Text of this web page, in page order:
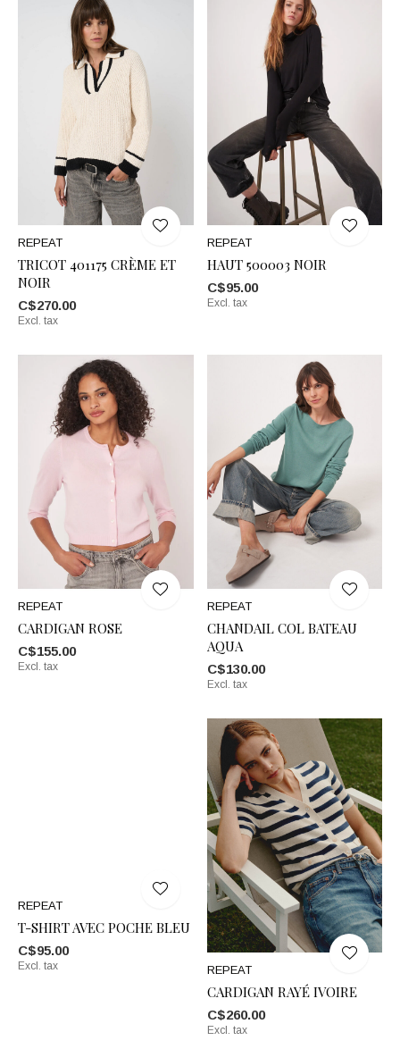
REPEAT
TRICOT 401175 CRÈME ET
NOIR
C$270.00
Excl. tax
REPEAT
HAUT 500003 NOIR
C$95.00
Excl. tax
REPEAT
CARDIGAN ROSE
C$155.00
Excl. tax
REPEAT
CHANDAIL COL BATEAU
AQUA
C$130.00
Excl. tax
REPEAT
T-SHIRT AVEC POCHE BLEU
C$95.00
Excl. tax REPEAT
CARDIGAN RAYÉ IVOIRE
C$260.00
Excl. tax